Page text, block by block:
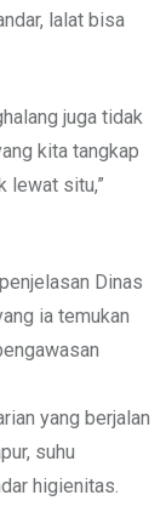
lalat bisa
juga tidak
kita tangkap
lewat situ,”
Dinas
ia temukan
yang berjalan
suhu
higienitas.